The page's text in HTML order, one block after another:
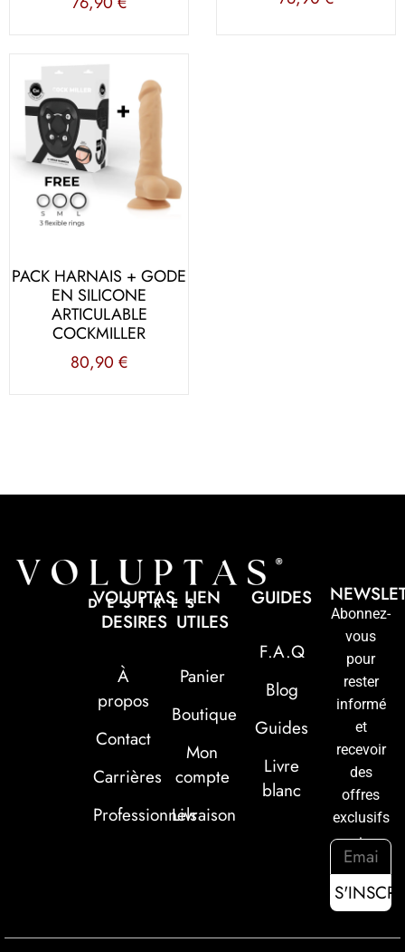
PACK HARNAIS + GODE
EN SILICONE
ARTICULABLE
COCKMILLER
80,90 €
VOLUPTAS
DESIRES
À
propos
Contact
Carrières
Professionnels
LIEN
UTILES
Panier
Boutique
Mon
compte
Livraison
GUIDES
F.A.Q
Blog
Guides
Livre
blanc
Abonnez-
vous
pour
rester
informé
et
recevoir
des
offres
exclusifs
: